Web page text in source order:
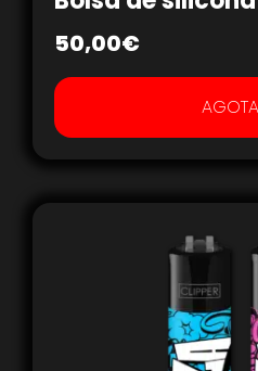
50,00€